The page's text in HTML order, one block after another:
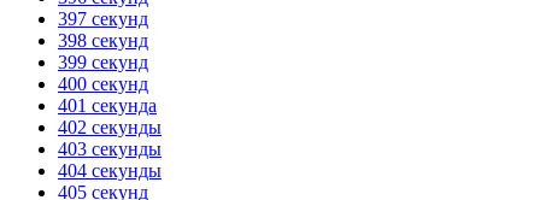
397 секунд
398 секунд
399 секунд
400 секунд
401 секунда
402 секунды
403 секунды
404 секунды
405 секунд